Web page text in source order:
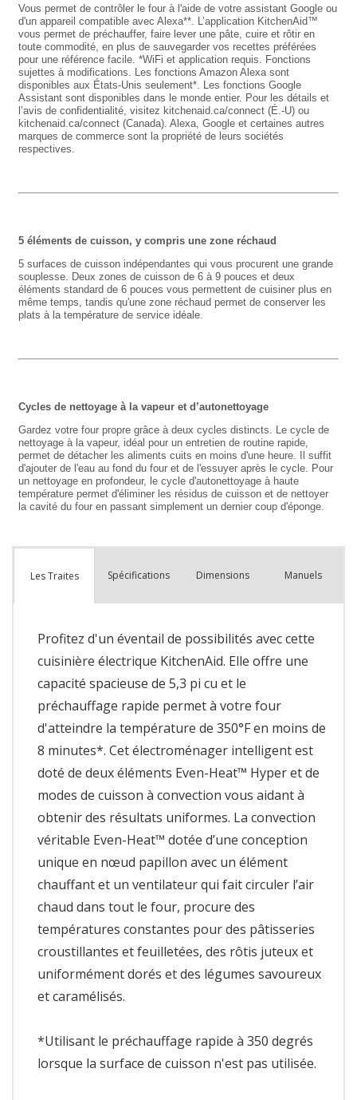
Les Traites Spécifications Dimensions Manuels
Profitez d'un éventail de possibilités avec cette
cuisinière électrique KitchenAid. Elle offre une
capacité spacieuse de 5,3 pi cu et le
préchauffage rapide permet à votre four
d'atteindre la température de 350°F en moins de
8 minutes*. Cet électroménager intelligent est
doté de deux éléments Even-Heat™ Hyper et de
modes de cuisson à convection vous aidant à
obtenir des résultats uniformes. La convection
véritable Even-Heat™ dotée d’une conception
unique en nœud papillon avec un élément
chauffant et un ventilateur qui fait circuler l’air
chaud dans tout le four, procure des
températures constantes pour des pâtisseries
croustillantes et feuilletées, des rôtis juteux et
uniformément dorés et des légumes savoureux
et caramélisés.
*Utilisant le préchauffage rapide à 350 degrés
lorsque la surface de cuisson n'est pas utilisée.